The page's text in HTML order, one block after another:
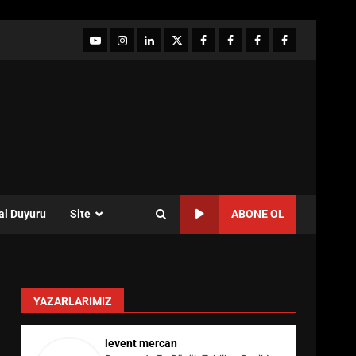
YouTubeInstagram
LinkedIntwitterfacebook-Facebook-
Facebook-Facebook-
Duyuru Site ABONE OL
YAZARLARIMIZ
levent mercan